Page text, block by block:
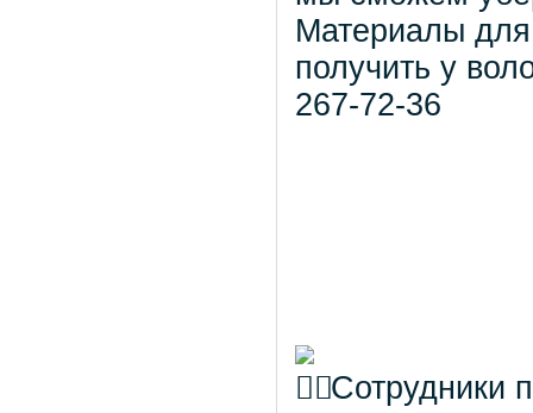
Материалы
получить у
267-72-36
Сотрудники